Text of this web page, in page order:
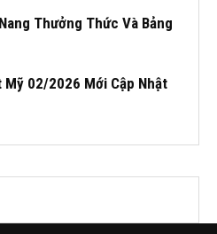
Thưởng Thức Và Bảng
Mỹ 02/2026 Mới Cập Nhật